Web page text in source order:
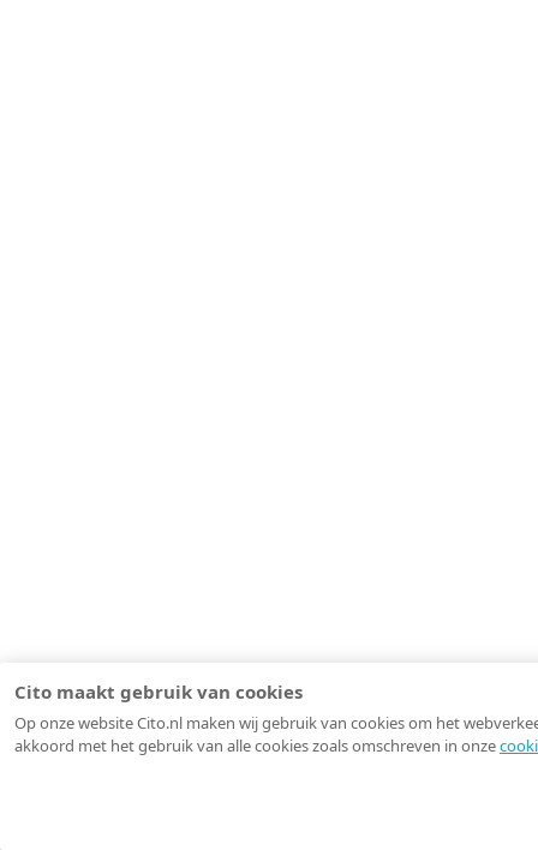
Cito maakt gebruik van cookies
Op onze website Cito.nl maken wij gebruik van cookies om het
akkoord met het gebruik van alle cookies zoals omschreven in onze